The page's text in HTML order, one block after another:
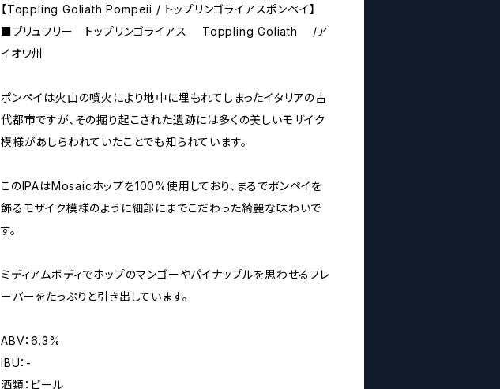
【Toppling Goliath Pompeii / トップリンゴライアスポンペイ】
■ブリュワリー トップリンゴライアス Toppling Goliath /ア
イオワ州
ポンペイは火山の噴火により地中に埋もれてしまったイタリアの古
代都市ですが、その掘り起こされた遺跡には多くの美しいモザイク
模様があしらわれていたことでも知られています。
このIPAはMosaicホップを100%使用しており、まるでポンペイを
飾るモザイク模様のように細部にまでこだわった綺麗な味わいで
す。
ミディアムボディでホップのマンゴーやパイナップルを思わせるフレ
ーバーをたっぷりと引き出しています。
ABV：6.3%
IBU：-
酒類：ビール